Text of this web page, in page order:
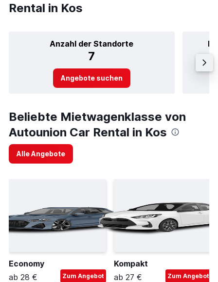
Rental in Kos
Anzahl der Standorte
7
Angebote suchen
Beliebte Mietwagenklasse von
Autounion Car Rental in Kos
Alle Angebote
Economy
ab 28 €
Zum Angebot
Kompakt
ab 27 €
Zum Angebot